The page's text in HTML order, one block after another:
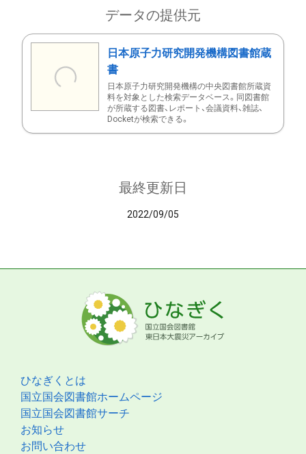
データの提供元
日本原子力研究開発機構図書館蔵
書
日本原子力研究開発機構の中央図書館所蔵資
料を対象とした検索データベース。同図書館
が所蔵する図書、レポート、会議資料、雑誌、
Docketが検索できる。
最終更新日
2022/09/05
ひなぎくとは
国立国会図書館ホームページ
国立国会図書館サーチ
お知らせ
お問い合わせ